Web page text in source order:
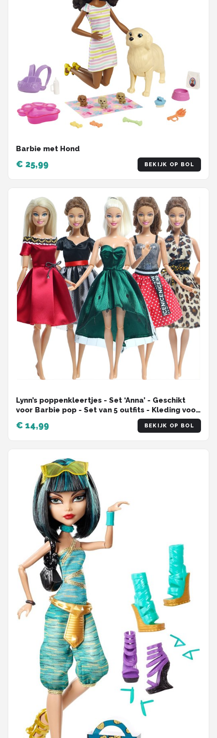
Barbie met Hond
€ 25,99 BEKIJK OP BOL
Lynn’s poppenkleertjes - Set ‘Anna’ - Geschikt
voor Barbie pop - Set van 5 outfits - Kleding voor
€ 14,99 BEKIJK OP BOL